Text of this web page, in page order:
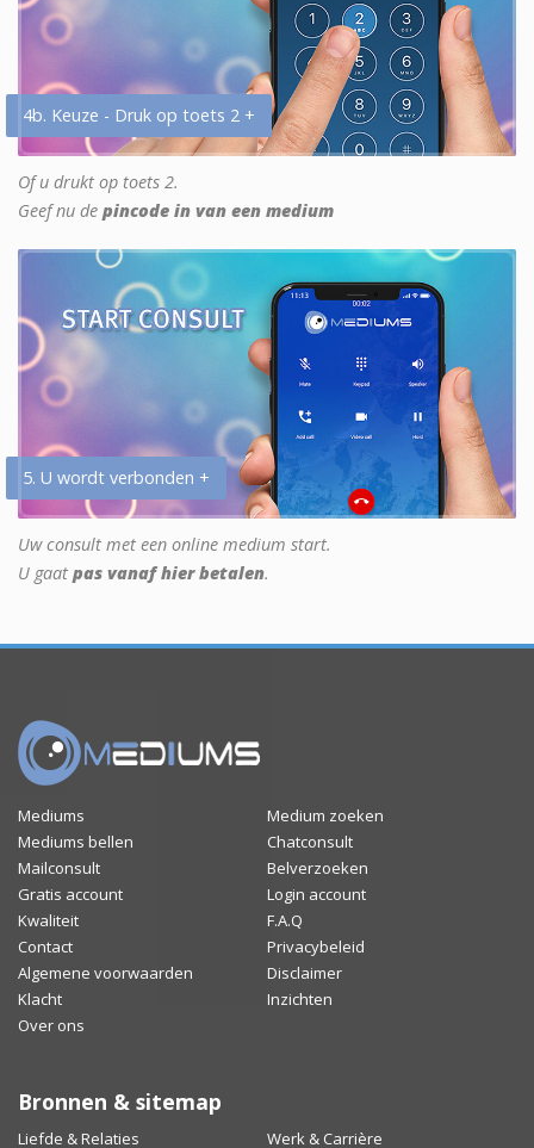
4b. Keuze - Druk op toets 2 +
Of u drukt op toets 2.
Geef nu de pincode in van een medium
5. U wordt verbonden +
Uw consult met een online medium start.
U gaat pas vanaf hier betalen.
Mediums
Medium zoeken
Mediums bellen
Chatconsult
Mailconsult
Belverzoeken
Gratis account
Login account
Kwaliteit
F.A.Q
Contact
Privacybeleid
Algemene voorwaarden
Disclaimer
Klacht
Inzichten
Over ons
Bronnen & sitemap
Liefde & Relaties Werk & Carrière